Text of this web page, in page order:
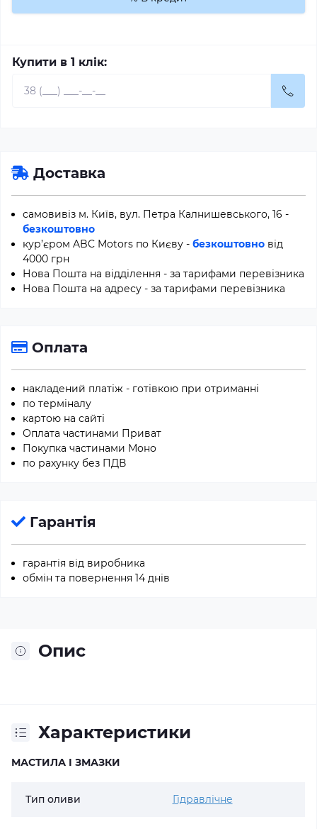
Купити в 1 клік:
Доставка
самовивіз м. Київ, вул. Петра Калнишевського, 16 -
безкоштовно
кур’єром ABC Motors по Києву - безкоштовно від
4000 грн
Нова Пошта на відділення - за тарифами перевізника
Нова Пошта на адресу - за тарифами перевізника
Оплата
накладений платіж - готівкою при отриманні
по терміналу
картою на сайті
Оплата частинами Приват
Покупка частинами Моно
по рахунку без ПДВ
Гарантія
гарантія від виробника
обмін та повернення 14 днів
Опис
Характеристики
МАСТИЛА І ЗМАЗКИ
Тип оливи Гідравлічне